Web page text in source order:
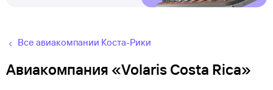
Все авиакомпании Коста-Рики
Авиакомпания «Volaris Costa Rica»